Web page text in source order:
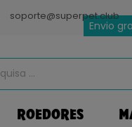
soporte@superpet.club
Envio
ROEDORES